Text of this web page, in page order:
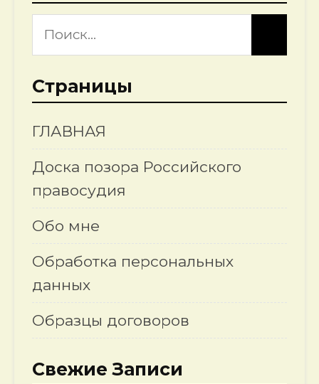
Страницы
ГЛАВНАЯ
Доска позора Российского
правосудия
Обо мне
Обработка персональных
данных
Образцы договоров
Свежие Записи